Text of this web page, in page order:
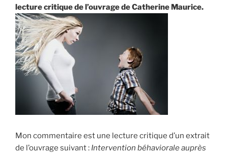
lecture critique de l’ouvrage de Catherine Maurice.
Mon commentaire est une lecture critique d’un extrait
de l’ouvrage suivant : Intervention béhaviorale auprès